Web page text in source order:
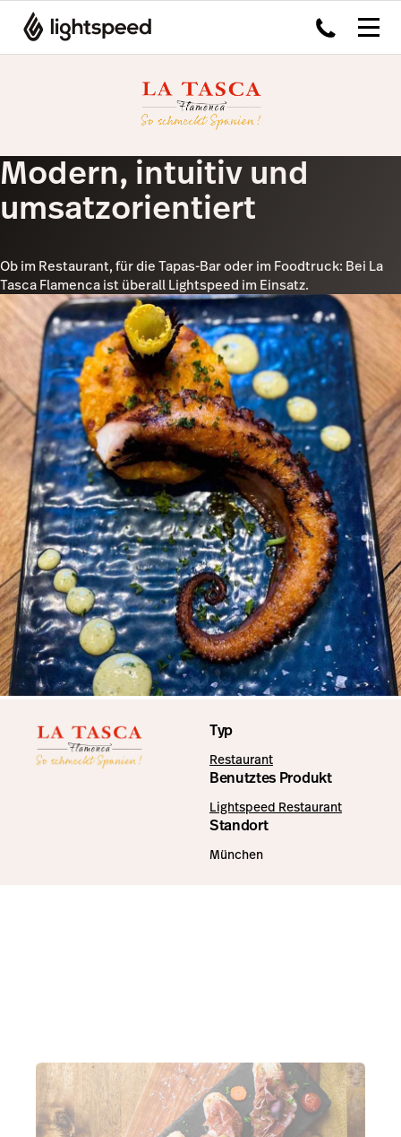
Modern, intuitiv und
umsatzorientiert
Ob im Restaurant, für die Tapas-Bar oder im Foodtruck: Bei La
Tasca Flamenca ist überall Lightspeed im Einsatz.
Typ
Restaurant
Benutztes Produkt
Lightspeed Restaurant
Standort
München